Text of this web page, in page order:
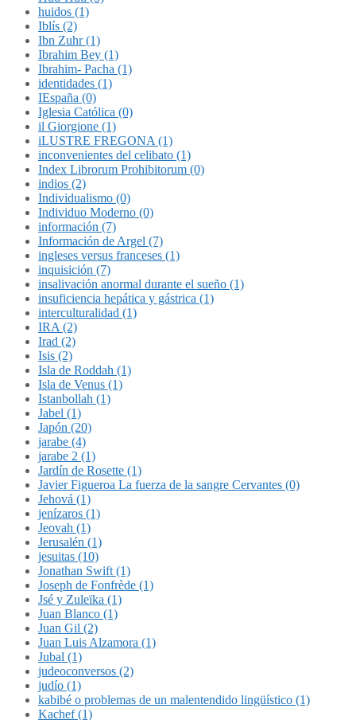
huidos (1)
Iblís (2)
Ibn Zuhr (1)
Ibrahim Bey (1)
Ibrahim- Pacha (1)
identidades (1)
IEspaña (0)
Iglesia Católica (0)
il Giorgione (1)
iLUSTRE FREGONA (1)
inconvenientes del celibato (1)
Index Librorum Prohibitorum (0)
indios (2)
Individualismo (0)
Individuo Moderno (0)
información (7)
Información de Argel (7)
ingleses versus franceses (1)
inquisición (7)
insalivación anormal durante el sueño (1)
insuficiencia hepática y gástrica (1)
interculturalidad (1)
IRA (2)
Irad (2)
Isis (2)
Isla de Roddah (1)
Isla de Venus (1)
Istanbollah (1)
Jabel (1)
Japón (20)
jarabe (4)
jarabe 2 (1)
Jardín de Rosette (1)
Javier Figueroa La fuerza de la sangre Cervantes (0)
Jehová (1)
jenízaros (1)
Jeovah (1)
Jerusalén (1)
jesuitas (10)
Jonathan Swift (1)
Joseph de Fonfrède (1)
Jsé y Zuleïka (1)
Juan Blanco (1)
Juan Gil (2)
Juan Luis Alzamora (1)
Jubal (1)
judeoconversos (2)
judío (1)
kabibé o problemas de un malentendido lingüístico (1)
Kachef (1)